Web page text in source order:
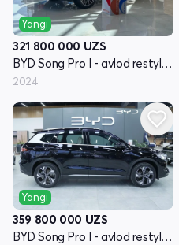
Yangi
321 800 000 UZS
BYD Song Pro I - avlod restyling
2024
Yangi
359 800 000 UZS
BYD Song Pro I - avlod restyling